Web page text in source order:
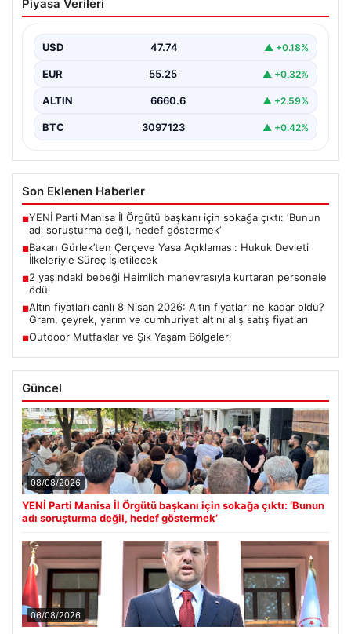
Açıklaması: Hukuk Devleti İlkeleriyle
Adalet Bakanı Akın Gürlek, Türkiye'nin terörle mücadele
önemli…
Piyasa Verileri
USD 47.74 ▲ +0.18%
EUR 55.25 ▲ +0.32%
ALTIN 6660.6 ▲ +2.59%
BTC 3097123 ▲ +0.42%
Son Eklenen Haberler
■YENİ Parti Manisa İl Örgütü başkanı için sokağa çıktı: ‘Bunun
adı soruşturma değil, hedef göstermek’
■Bakan Gürlek’ten Çerçeve Yasa Açıklaması: Hukuk Devleti
İlkeleriyle Süreç İşletilecek
■2 yaşındaki bebeği Heimlich manevrasıyla kurtaran personele
ödül
■Altın fiyatları canlı 8 Nisan 2026: Altın fiyatları ne kadar oldu?
Gram, çeyrek, yarım ve cumhuriyet altını alış satış fiyatları
■Outdoor Mutfaklar ve Şık Yaşam Bölgeleri
Güncel
08/08/2026
YENİ Parti Manisa İl Örgütü başkanı için sokağa çıktı: ‘Bunun
adı soruşturma değil, hedef göstermek’
06/08/2026